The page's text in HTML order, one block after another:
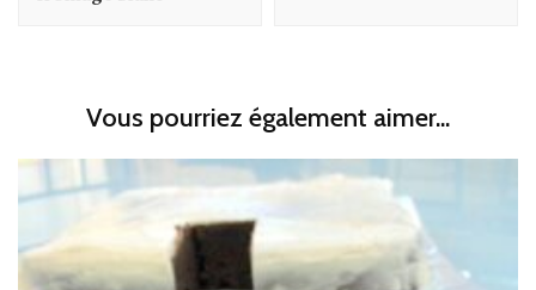
Vous pourriez également aimer...